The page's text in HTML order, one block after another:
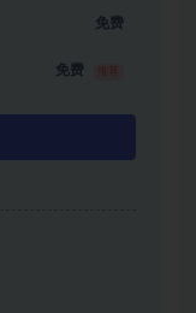
免费
免费